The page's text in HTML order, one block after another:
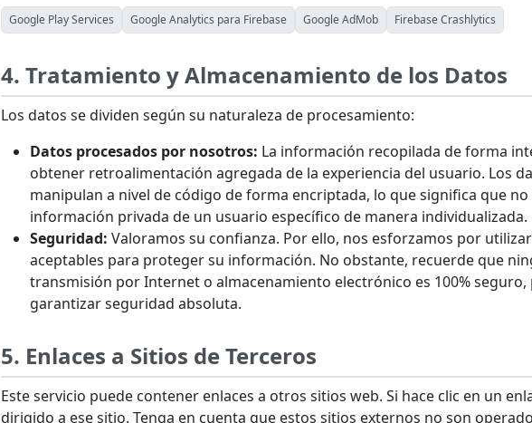
Google Play Services Google Analytics para Firebase Google AdMob Firebase Crashlytics
4. Tratamiento y Almacenamiento de los Datos
Los datos se dividen según su naturaleza de procesamiento:
Datos procesados por nosotros: La información recopilada de forma
obtener retroalimentación agregada de la experiencia del usuario. Los
manipulan a nivel de código de forma encriptada, lo que significa que no
información privada de un usuario específico de manera individualizada.
Seguridad: Valoramos su confianza. Por ello, nos esforzamos por
aceptables para proteger su información. No obstante, recuerde que
transmisión por Internet o almacenamiento electrónico es 100%
garantizar seguridad absoluta.
5. Enlaces a Sitios de Terceros
Este servicio puede contener enlaces a otros sitios web. Si hace clic en un
dirigido a ese sitio. Tenga en cuenta que estos sitios externos no son